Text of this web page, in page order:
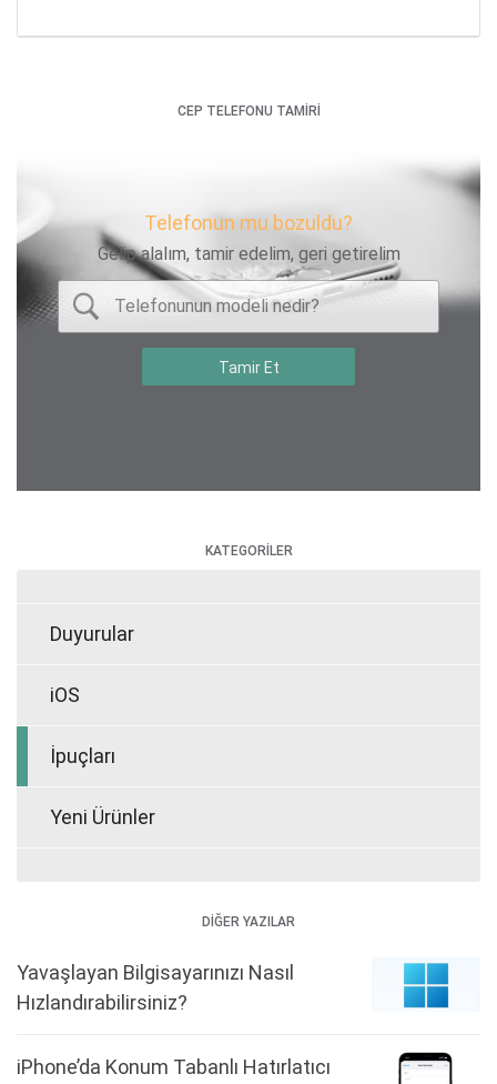
CEP TELEFONU TAMİRİ
Telefonun mu bozuldu?
Gelip alalım, tamir edelim, geri getirelim
KATEGORİLER
Duyurular
iOS
İpuçları
Yeni Ürünler
DİĞER YAZILAR
Yavaşlayan Bilgisayarınızı Nasıl
Hızlandırabilirsiniz?
iPhone’da Konum Tabanlı Hatırlatıcı